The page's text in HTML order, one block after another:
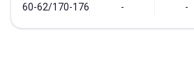
60-62/170-176
- -